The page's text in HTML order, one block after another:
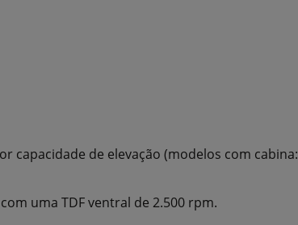
capacidade de elevação (modelos com cabina:
uma TDF ventral de 2.500 rpm.